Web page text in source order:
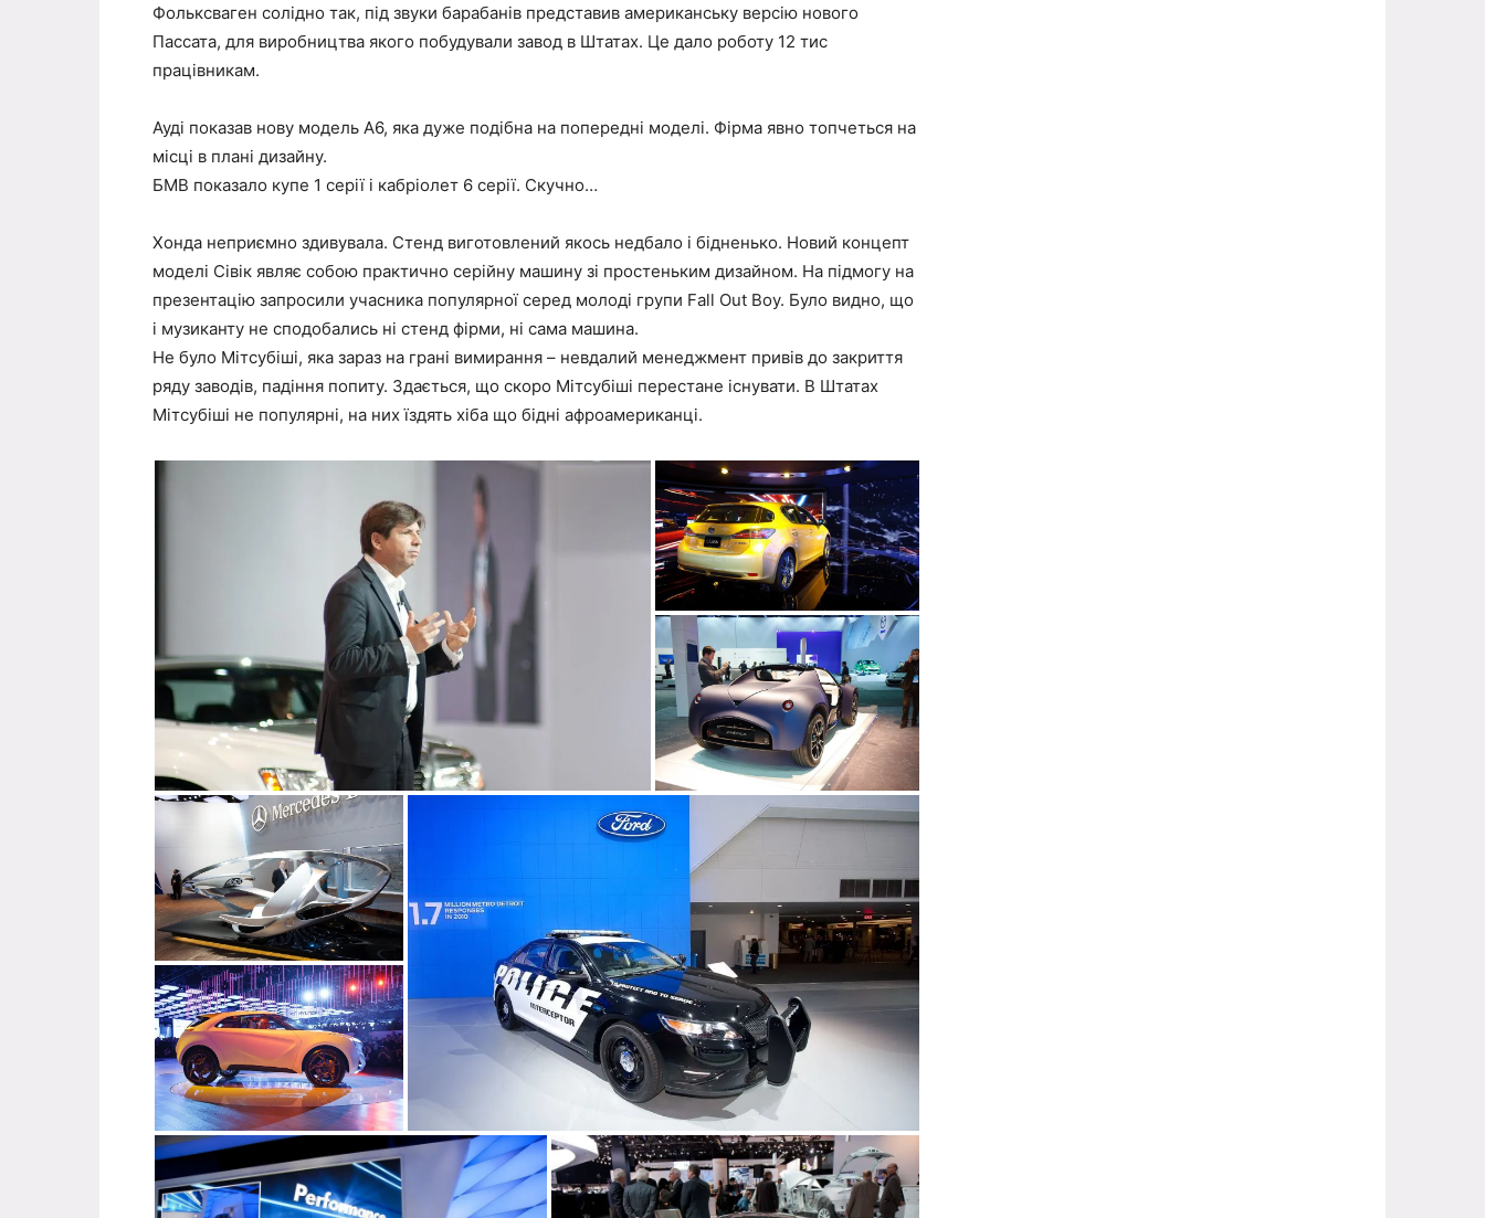
Фольксваген солідно так, під звуки барабанів представив американську версію нового
Пассата, для виробництва якого побудували завод в Штатах. Це дало роботу 12 тис
працівникам.
Ауді показав нову модель А6, яка дуже подібна на попередні моделі. Фірма явно топчеться на
місці в плані дизайну.
БМВ показало купе 1 серії і кабріолет 6 серії. Скучно…
Хонда неприємно здивувала. Стенд виготовлений якось недбало і бідненько. Новий концепт
моделі Сівік являє собою практично серійну машину зі простеньким дизайном. На підмогу на
презентацію запросили учасника популярної серед молоді групи Fall Out Boy. Було видно, що
і музиканту не сподобались ні стенд фірми, ні сама машина.
Не було Мітсубіші, яка зараз на грані вимирання – невдалий менеджмент привів до закриття
ряду заводів, падіння попиту. Здається, що скоро Мітсубіші перестане існувати. В Штатах
Мітсубіші не популярні, на них їздять хіба що бідні афроамериканці.